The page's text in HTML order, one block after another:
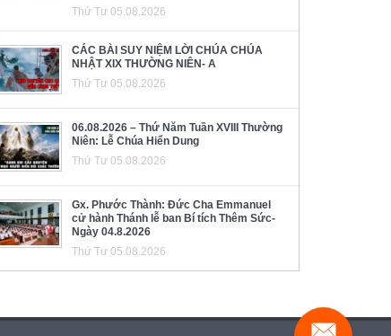
Thứ Tư 05.08.2026
CÁC BÀI SUY NIỆM LỜI CHÚA CHÚA
NHẬT XIX THƯỜNG NIÊN- A
Thứ Tư 05.08.2026
06.08.2026 – Thứ Năm Tuần XVIII Thường
Niên: Lễ Chúa Hiển Dung
Thứ Tư 05.08.2026
Gx. Phước Thành: Đức Cha Emmanuel
cử hành Thánh lễ ban Bí tích Thêm Sức-
Ngày 04.8.2026
Thứ Tư 05.08.2026